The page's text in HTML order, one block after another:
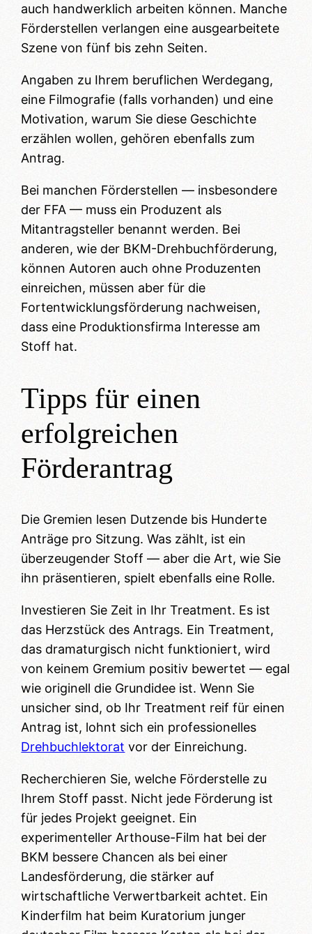
auch handwerklich arbeiten können. Manche
Förderstellen verlangen eine ausgearbeitete
Szene von fünf bis zehn Seiten.
Angaben zu Ihrem beruflichen Werdegang,
eine Filmografie (falls vorhanden) und eine
Motivation, warum Sie diese Geschichte
erzählen wollen, gehören ebenfalls zum
Antrag.
Bei manchen Förderstellen — insbesondere
der FFA — muss ein Produzent als
Mitantragsteller benannt werden. Bei
anderen, wie der BKM-Drehbuchförderung,
können Autoren auch ohne Produzenten
einreichen, müssen aber für die
Fortentwicklungsförderung nachweisen,
dass eine Produktionsfirma Interesse am
Stoff hat.
Tipps für einen
erfolgreichen
Förderantrag
Die Gremien lesen Dutzende bis Hunderte
Anträge pro Sitzung. Was zählt, ist ein
überzeugender Stoff — aber die Art, wie Sie
ihn präsentieren, spielt ebenfalls eine Rolle.
Investieren Sie Zeit in Ihr Treatment. Es ist
das Herzstück des Antrags. Ein Treatment,
das dramaturgisch nicht funktioniert, wird
von keinem Gremium positiv bewertet — egal
wie originell die Grundidee ist. Wenn Sie
unsicher sind, ob Ihr Treatment reif für einen
Antrag ist, lohnt sich ein professionelles
Drehbuchlektorat vor der Einreichung.
Recherchieren Sie, welche Förderstelle zu
Ihrem Stoff passt. Nicht jede Förderung ist
für jedes Projekt geeignet. Ein
experimenteller Arthouse-Film hat bei der
BKM bessere Chancen als bei einer
Landesförderung, die stärker auf
wirtschaftliche Verwertbarkeit achtet. Ein
Kinderfilm hat beim Kuratorium junger